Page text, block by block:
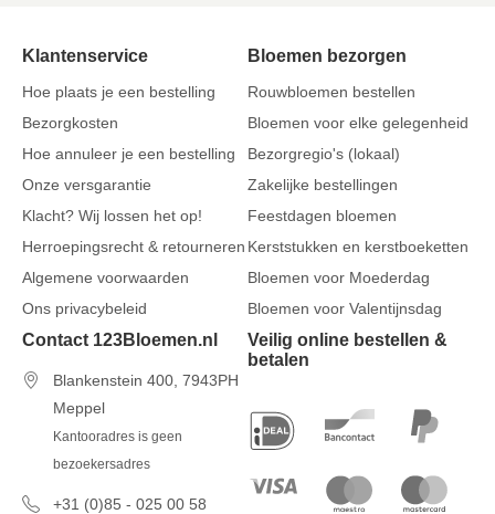
Klantenservice
Hoe plaats je een bestelling
Bezorgkosten
Hoe annuleer je een bestelling
Onze versgarantie
Klacht? Wij lossen het op!
Herroepingsrecht & retourneren
Algemene voorwaarden
Ons privacybeleid
Bloemen bezorgen
Rouwbloemen bestellen
Bloemen voor elke gelegenheid
Bezorgregio's (lokaal)
Zakelijke bestellingen
Feestdagen bloemen
Kerststukken en kerstboeketten
Bloemen voor Moederdag
Bloemen voor Valentijnsdag
Contact 123Bloemen.nl
Blankenstein 400, 7943PH
Meppel
Kantooradres is geen
bezoekersadres
+31 (0)85 - 025 00 58
Veilig online bestellen &
betalen